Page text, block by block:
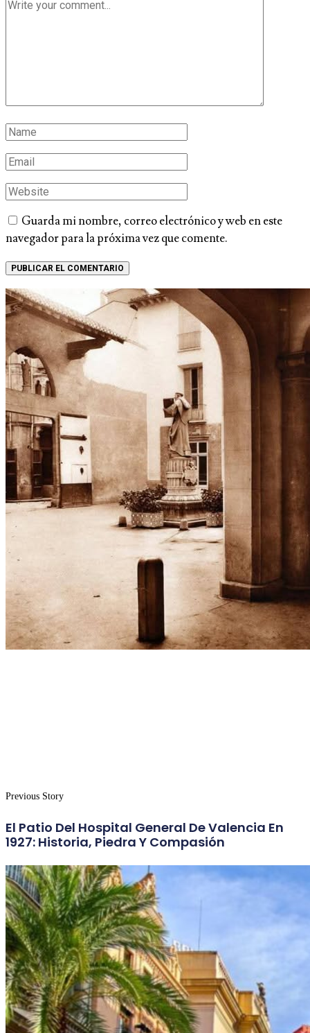
Guarda mi nombre, correo electrónico y web en este
navegador para la próxima vez que comente.
Previous Story
El Patio Del Hospital General De Valencia En
1927: Historia, Piedra Y Compasión